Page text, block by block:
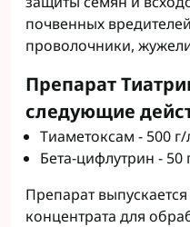
почвенных
проволочники,
Препарат
следующие
Тиаметоксам - 500 г/
Бета-цифлутрин - 50
Препарат
концентрата для